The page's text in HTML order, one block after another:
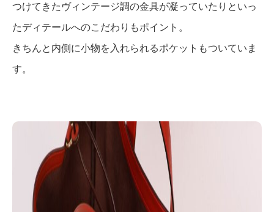
つけてきたヴィンテージ調の金具が凝っていたりといっ
たディテールへのこだわりもポイント。
きちんと内側に小物を入れられるポケットもついていま
す。